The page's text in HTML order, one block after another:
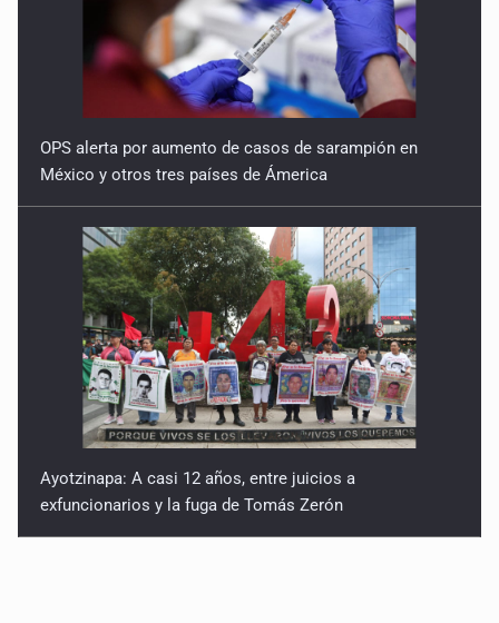
OPS alerta por aumento de casos de sarampión en
México y otros tres países de Ámerica
Ayotzinapa: A casi 12 años, entre juicios a
exfuncionarios y la fuga de Tomás Zerón